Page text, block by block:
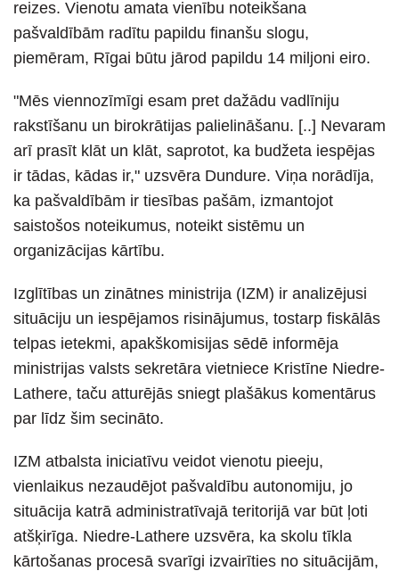
reizes. Vienotu amata vienību noteikšana
pašvaldībām radītu papildu finanšu slogu,
piemēram, Rīgai būtu jārod papildu 14 miljoni eiro.
"Mēs viennozīmīgi esam pret dažādu vadlīniju
rakstīšanu un birokrātijas palielināšanu. [..] Nevaram
arī prasīt klāt un klāt, saprotot, ka budžeta iespējas
ir tādas, kādas ir," uzsvēra Dundure. Viņa norādīja,
ka pašvaldībām ir tiesības pašām, izmantojot
saistošos noteikumus, noteikt sistēmu un
organizācijas kārtību.
Izglītības un zinātnes ministrija (IZM) ir analizējusi
situāciju un iespējamos risinājumus, tostarp fiskālās
telpas ietekmi, apakškomisijas sēdē informēja
ministrijas valsts sekretāra vietniece Kristīne Niedre-
Lathere, taču atturējās sniegt plašākus komentārus
par līdz šim secināto.
IZM atbalsta iniciatīvu veidot vienotu pieeju,
vienlaikus nezaudējot pašvaldību autonomiju, jo
situācija katrā administratīvajā teritorijā var būt ļoti
atšķirīga. Niedre-Lathere uzsvēra, ka skolu tīkla
kārtošanas procesā svarīgi izvairīties no situācijām,